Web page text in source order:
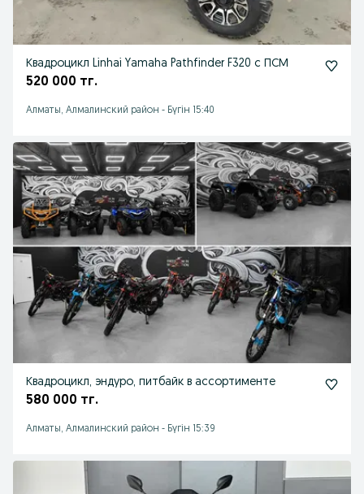
Квадроцикл Linhai Yamaha Pathfinder F320 с ПСМ
520 000 тг.
Алматы, Алмалинский район - Бүгін 15:40
Квадроцикл, эндуро, питбайк в ассортименте
580 000 тг.
Алматы, Алмалинский район - Бүгін 15:39